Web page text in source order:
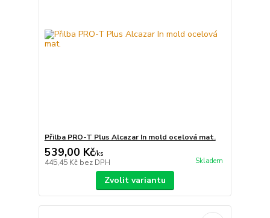
Přilba PRO-T Plus Alcazar In mold ocelová mat.
539,00 Kč/ks
445,45 Kč bez DPH Skladem
Zvolit variantu